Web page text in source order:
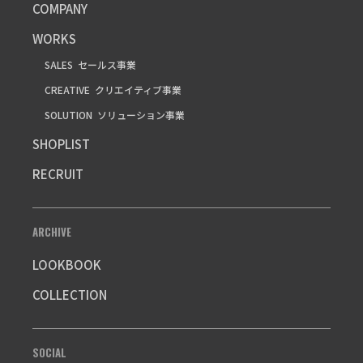
COMPANY
WORKS
SALES セールス事業
CREATIVE クリエイティブ事業
SOLUTION ソリューション事業
SHOPLIST
RECRUIT
ARCHIVE
LOOKBOOK
COLLECTION
SOCIAL